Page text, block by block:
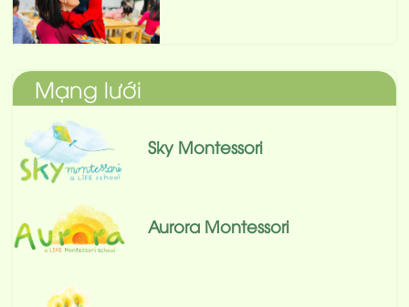
Mạng lưới
Sky Montessori
Aurora Montessori